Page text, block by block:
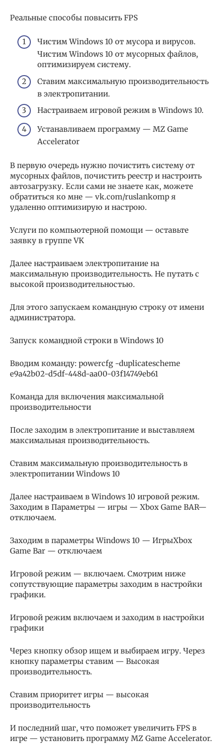
Реальные способы повысить FPS
Чистим Windows 10 от мусора и вирусов.
Чистим Windows 10 от мусорных файлов,
оптимизируем систему.
Ставим максимальную производительность
в электропитании.
Настраиваем игровой режим в Windows 10.
Устанавливаем программу — MZ Game
Accelerator
В первую очередь нужно почистить систему от
мусорных файлов, почистить реестр и настроить
автозагрузку. Если сами не знаете как, можете
обратиться ко мне — vk.com/ruslankomp я
удаленно оптимизирую и настрою.
Услуги по компьютерной помощи — оставьте
заявку в группе VK
Далее настраиваем электропитание на
максимальную производительность. Не путать с
высокой производительностью.
Для этого запускаем командную строку от имени
администратора.
Запуск командной строки в Windows 10
Вводим команду: powercfg -duplicatescheme
e9a42b02-d5df-448d-aa00-03f14749eb61
Команда для включения максимальной
производительности
После заходим в электропитание и выставляем
максимальная производительность.
Ставим максимальную производительность в
электропитании Windows 10
Далее настраиваем в Windows 10 игровой режим.
Заходим в Параметры — игры — Xbox Game BAR—
отключаем.
Заходим в параметры Windows 10 — ИгрыXbox
Game Bar — отключаем
Игровой режим — включаем. Смотрим ниже
сопутствующие параметры заходим в настройки
графики.
Игровой режим включаем и заходим в настройки
графики
Через кнопку обзор ищем и выбираем игру. Через
кнопку параметры ставим — Высокая
производительность.
Ставим приоритет игры — высокая
производительность
И последний шаг, что поможет увеличить FPS в
игре — установить программу MZ Game Accelerator.